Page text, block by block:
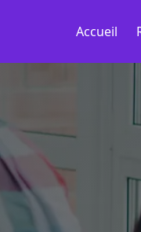
Accueil